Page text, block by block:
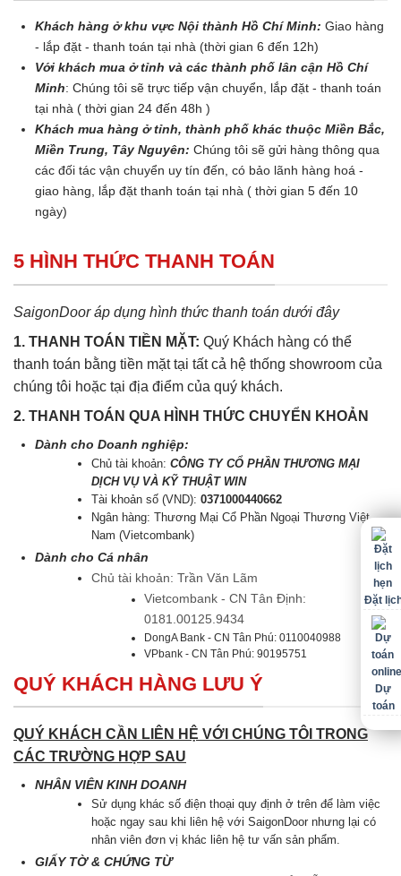
Khách hàng ở khu vực Nội thành Hồ Chí Minh: Giao hàng
- lắp đặt - thanh toán tại nhà (thời gian 6 đến 12h)
Với khách mua ở tỉnh và các thành phố lân cận Hồ Chí
Minh: Chúng tôi sẽ trực tiếp vận chuyển, lắp đặt - thanh toán
tại nhà ( thời gian 24 đến 48h )
Khách mua hàng ở tỉnh, thành phố khác thuộc Miền Bắc,
Miền Trung, Tây Nguyên: Chúng tôi sẽ gửi hàng thông qua
các đối tác vận chuyển uy tín đến, có bảo lãnh hàng hoá -
giao hàng, lắp đặt thanh toán tại nhà ( thời gian 5 đến 10
ngày)
5 HÌNH THỨC THANH TOÁN
SaigonDoor áp dụng hình thức thanh toán dưới đây
1. THANH TOÁN TIỀN MẶT: Quý Khách hàng có thể
thanh toán bằng tiền mặt tại tất cả hệ thống showroom của
chúng tôi hoặc tại địa điểm của quý khách.
2. THANH TOÁN QUA HÌNH THỨC CHUYỂN KHOẢN
Dành cho Doanh nghiệp:
Chủ tài khoản:CÔNG TY CỔ PHẦN THƯƠNG MẠI
DỊCH VỤ VÀ KỸ THUẬT WIN
Tài khoản số (VND):0371000440662
Ngân hàng: Thương Mại Cổ Phần Ngoại Thương Việt
Nam (Vietcombank)
Dành cho Cá nhân
Chủ tài khoản: Trần Văn Lãm
Vietcombank - CN Tân Định:
0181.00125.9434
DongA Bank - CN Tân Phú: 0110040988
VPbank - CN Tân Phú: 90195751
QUÝ KHÁCH HÀNG LƯU Ý
QUÝ KHÁCH CẦN LIÊN HỆ VỚI CHÚNG TÔI TRONG
CÁC TRƯỜNG HỢP SAU
NHÂN VIÊN KINH DOANH
Sử dụng khác số điện thoại quy định ở trên để làm việc
hoặc ngay sau khi liên hệ với SaigonDoor nhưng lại có
nhân viên đơn vị khác liên hệ tư vấn sản phẩm.
GIẤY TỜ & CHỨNG TỪ
Đặt
Dự
toán